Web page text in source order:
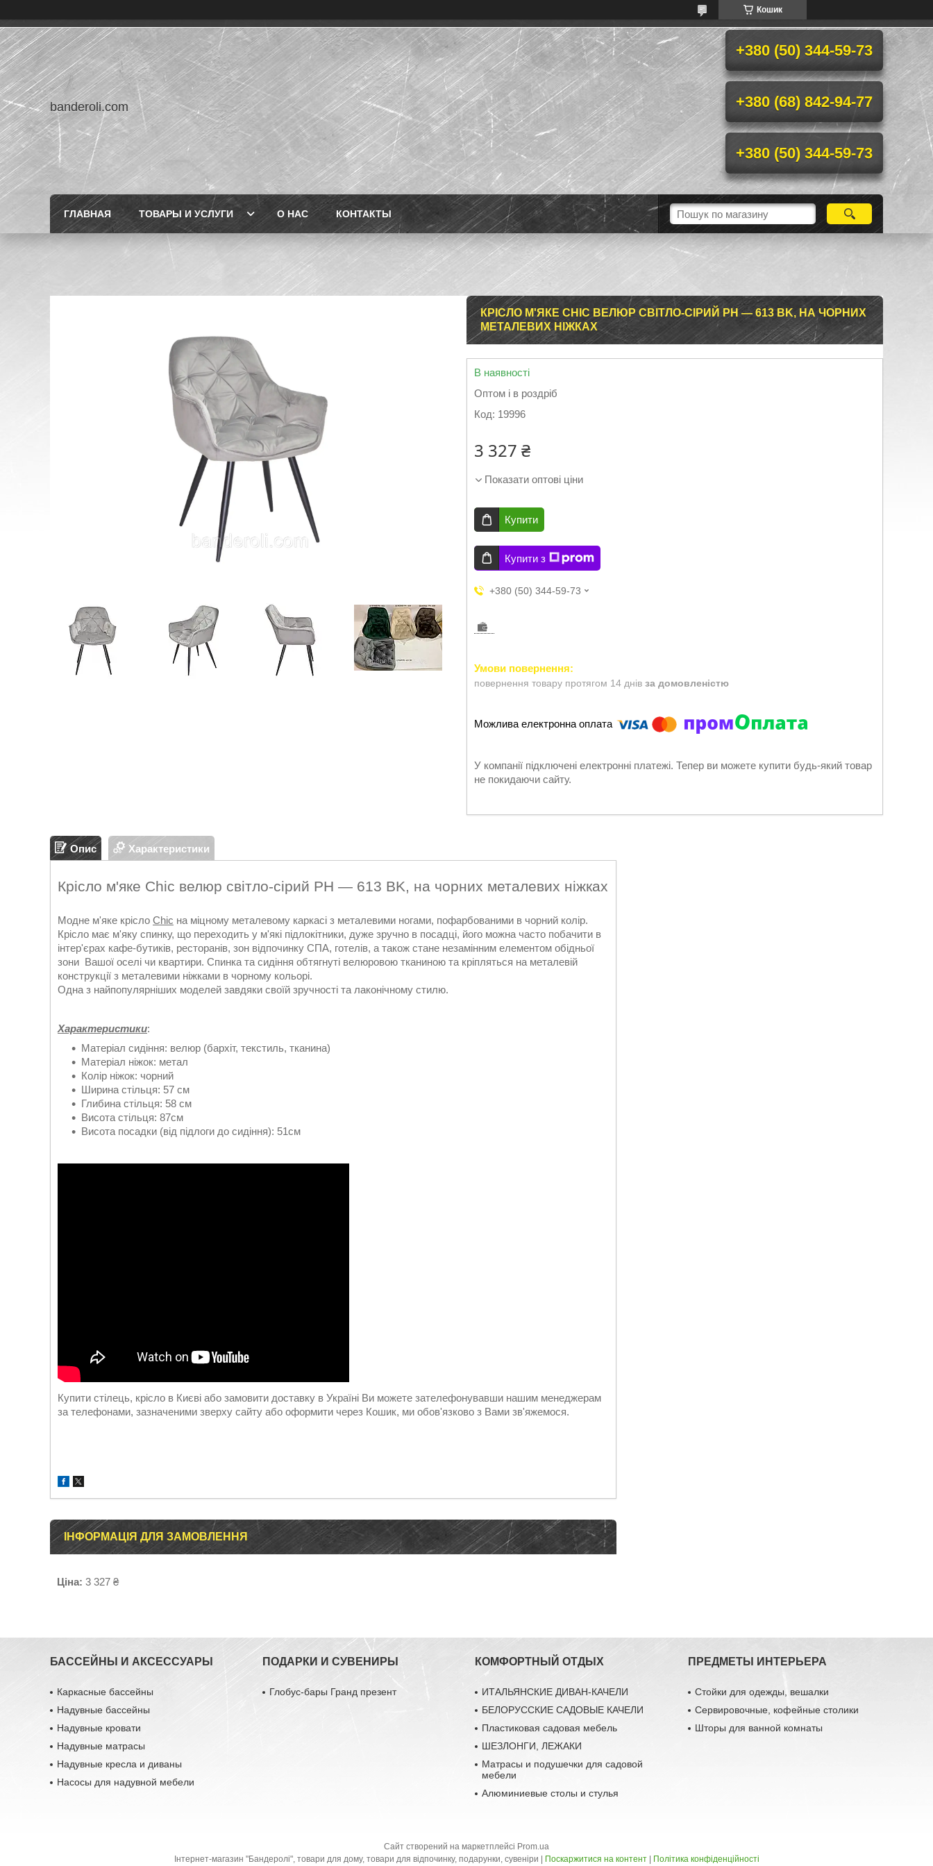
Кошик
banderoli.com
+380 (50) 344-59-73
+380 (68) 842-94-77
+380 (50) 344-59-73
ГЛАВНАЯ ТОВАРЫ И УСЛУГИ О НАС КОНТАКТЫ
КРІСЛО М'ЯКЕ CHIC ВЕЛЮР СВІТЛО-СІРИЙ PH — 613 BK, НА ЧОРНИХ
МЕТАЛЕВИХ НІЖКАХ
В наявності
Оптом і в роздріб
Код: 19996
3 327 ₴
Показати оптові ціни
Купити
Купити з
+380 (50) 344-59-73
повернення товару протягом 14 днів за домовленістю
У компанії підключені електронні платежі. Тепер ви можете купити будь-який товар
не покидаючи сайту.
Опис Характеристики
Крісло м'яке Chic велюр світло-сірий PH — 613 BK, на чорних металевих ніжках
Модне м'яке крісло Chic на міцному металевому каркасі з металевими ногами, пофарбованими в чорний колір.
Крісло має м'яку спинку, що переходить у м'які підлокітники, дуже зручно в посадці, його можна часто побачити в
інтер'єрах кафе-бутиків, ресторанів, зон відпочинку СПА, готелів, а також стане незамінним елементом обідньої
зони Вашої оселі чи квартири. Спинка та сидіння обтягнуті велюровою тканиною та кріпляться на металевій
конструкції з металевими ніжками в чорному кольорі.
Одна з найпопулярніших моделей завдяки своїй зручності та лаконічному стилю.
Характеристики:
Матеріал сидіння: велюр (бархіт, текстиль, тканина)
Матеріал ніжок: метал
Колір ніжок: чорний
Ширина стільця: 57 см
Глибина стільця: 58 см
Висота стільця: 87см
Висота посадки (від підлоги до сидіння): 51см
Купити стілець, крісло в Києві або замовити доставку в Україні Ви можете зателефонувавши нашим менеджерам
за телефонами, зазначеними зверху сайту або оформити через Кошик, ми обов'язково з Вами зв'яжемося.
ІНФОРМАЦІЯ ДЛЯ ЗАМОВЛЕННЯ
Ціна: 3 327 ₴
БАССЕЙНЫ И АКСЕССУАРЫ
Каркасные бассейны
Надувные бассейны
Надувные кровати
Надувные матрасы
Надувные кресла и диваны
Насосы для надувной мебели
ПОДАРКИ И СУВЕНИРЫ
Глобус-бары Гранд презент
КОМФОРТНЫЙ ОТДЫХ
ИТАЛЬЯНСКИЕ ДИВАН-КАЧЕЛИ
БЕЛОРУССКИЕ САДОВЫЕ КАЧЕЛИ
Пластиковая садовая мебель
ШЕЗЛОНГИ, ЛЕЖАКИ
Матрасы и подушечки для садовой
мебели
Алюминиевые столы и стулья
ПРЕДМЕТЫ ИНТЕРЬЕРА
Стойки для одежды, вешалки
Сервировочные, кофейные столики
Шторы для ванной комнаты
Сайт створений на маркетплейсі Prom.ua
Поскаржитися на контент Політика конфіденційності